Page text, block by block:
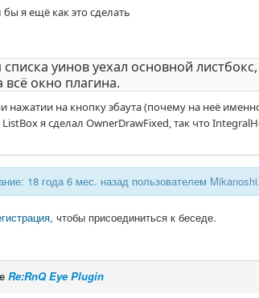
бы я ещё как это сделать
уинов уехал основной
окно плагина.
нажатии на кнопку эбаута (почему на неё
ListBox я сделал OwnerDrawFixed, так что
18 года 6 мес. назад пользователем Mikanoshi.
, чтобы присоединиться к беседе.
Re:RnQ Eye Plugin